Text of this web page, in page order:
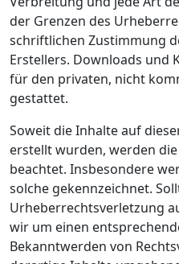
der Grenzen des
schriftlichen Zustimmung
Erstellers. Downloads und
für den privaten, nicht
gestattet.
Soweit die Inhalte auf
erstellt wurden, werden
beachtet. Insbesondere
solche gekennzeichnet.
Urheberrechtsverletzung
wir um einen
Bekanntwerden von